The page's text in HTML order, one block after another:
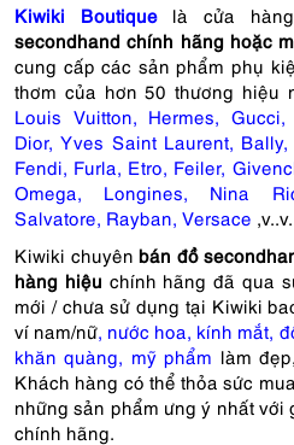
Kiwiki Boutiquelà cửa
secondhand chính hãng hoặc
cung cấp các sản phẩm phụ
thơm của hơn 50 thương hiệu
Louis Vuitton
Hermes ,Gucci
Dior,Yves Saint Laurent, Bally,
Fendi Furla Etro Feiler,
Omega
Longines Nina
Salvatore Rayban, Versace ,v..v.
Kiwiki chuyênbán đồ
hàng hiệu chính hãng đã qua
mới / chưa sử dụng tại Kiwiki
ví nam/nữ nước hoa kính mắt
khăn quàng
mỹ phẩm làm
Khách hàng có thể thỏa sức
những sản phẩm ưng ý nhất với
chính hãng.